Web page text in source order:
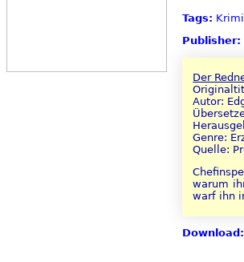
Tags: Krimi
Publisher:
Der
Autor:
Genre:
Quelle:
warum
warf ihn
Download: